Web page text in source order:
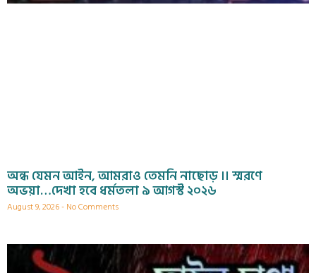
অন্ধ যেমন আইন, আমরাও তেমনি নাছোড় ।। স্মরণে
অভয়া…দেখা হবে ধর্মতলা ৯ আগস্ট ২০২৬
August 9, 2026 No Comments